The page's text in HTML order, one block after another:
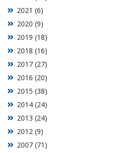
2007 (71)
2012 (9)
2013 (24)
2014 (24)
2015 (38)
2016 (20)
2017 (27)
2018 (16)
2019 (18)
2020 (9)
2021 (6)